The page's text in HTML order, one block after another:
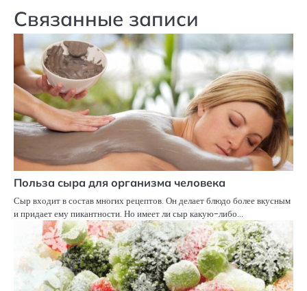
записям
Связанные записи
Польза сыра для организма человека
Сыр входит в состав многих рецептов. Он делает блюдо более вкусным
и придает ему пикантности. Но имеет ли сыр какую-либо…